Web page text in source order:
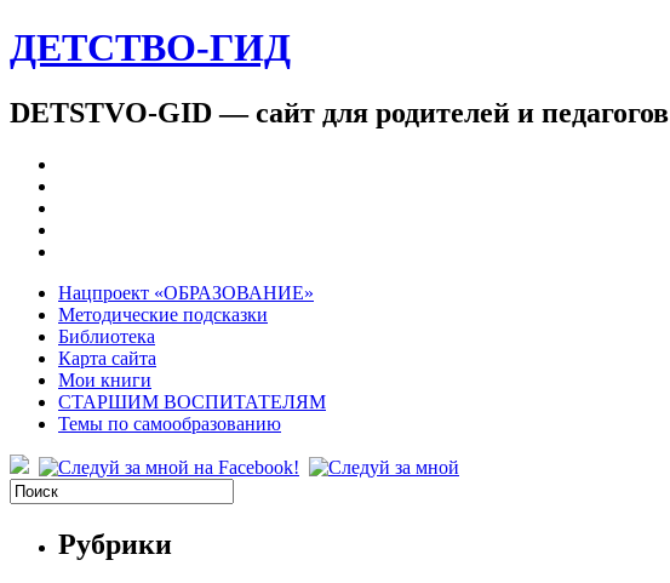
ДЕТСТВО-ГИД
DETSTVO-GID — сайт для родителей и педагогов
Нацпроект «ОБРАЗОВАНИЕ»
Методические подсказки
Библиотека
Карта сайта
Мои книги
СТАРШИМ ВОСПИТАТЕЛЯМ
Темы по самообразованию
Рубрики